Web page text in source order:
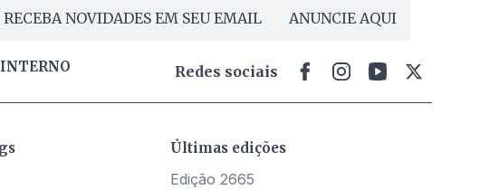
RECEBA NOVIDADES EM SEU EMAIL ANUNCIE AQUI
Redes sociais
Últimas edições
Edição 2665